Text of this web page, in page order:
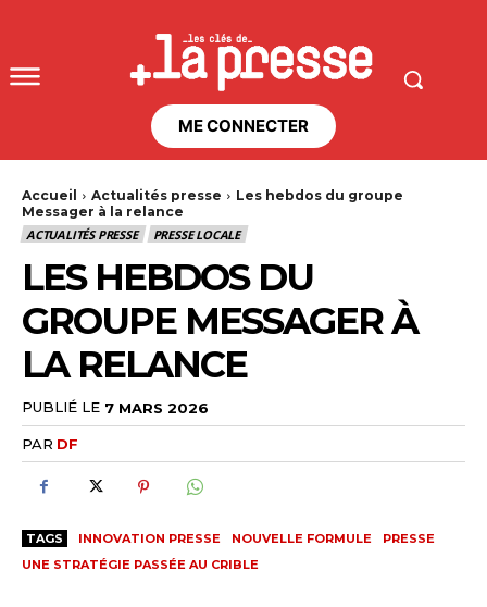
ME CONNECTER
Accueil Actualités presse
Les hebdos du groupe
Messager à la relance
ACTUALITÉS PRESSE
PRESSE LOCALE
LES HEBDOS DU
GROUPE MESSAGER À
LA RELANCE
PUBLIÉ LE 7 MARS 2026
PAR DF
TAGS INNOVATION PRESSE NOUVELLE FORMULE
PRESSE
UNE STRATÉGIE PASSÉE AU CRIBLE